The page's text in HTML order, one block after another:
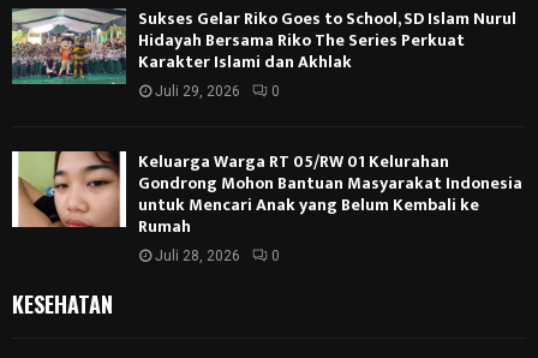
Sukses Gelar Riko Goes to School, SD Islam Nurul
Hidayah Bersama Riko The Series Perkuat
Karakter Islami dan Akhlak
Juli 29, 2026 0
Keluarga Warga RT 05/RW 01 Kelurahan
Gondrong Mohon Bantuan Masyarakat Indonesia
untuk Mencari Anak yang Belum Kembali ke
Rumah
Juli 28, 2026 0
KESEHATAN